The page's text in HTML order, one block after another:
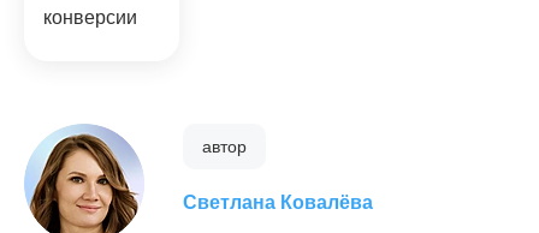
конверсии
автор
Светлана Ковалёва